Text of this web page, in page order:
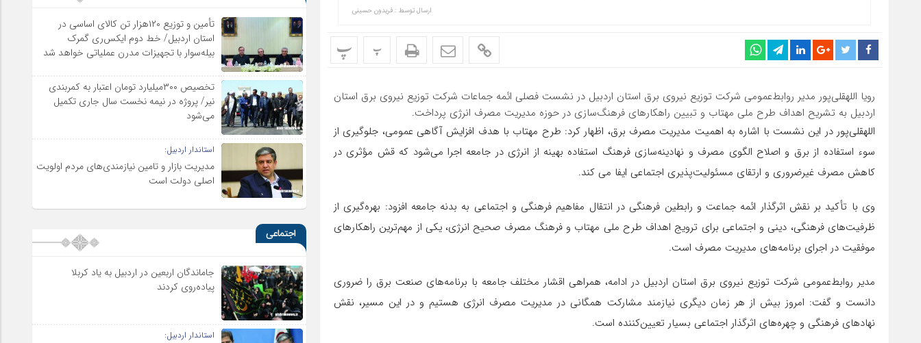
ارسال توسط : فریدون حسینی
پ پ
رویا اللهقلی‌پور مدیر روابط‌عمومی شرکت توزیع نیروی برق استان اردبیل در نشست فصلی ائمه جماعات شرکت توزیع نیروی برق استان
اردبیل به تشریح اهداف طرح ملی مهتاب و تبیین راهکارهای فرهنگ‌سازی در حوزه مدیریت مصرف انرژی پرداخت.
اللهقلی‌پور در این نشست با اشاره به اهمیت مدیریت مصرف برق، اظهار کرد: طرح مهتاب با هدف افزایش آگاهی عمومی، جلوگیری از
سوء استفاده از برق و اصلاح الگوی مصرف و نهادینه‌سازی فرهنگ استفاده بهینه از انرژی در جامعه اجرا می‌شود که قش مؤثری در
کاهش مصرف غیرضروری و ارتقای مسئولیت‌پذیری اجتماعی ایفا می کند.
وی با تأکید بر نقش اثرگذار ائمه جماعت و رابطین فرهنگی در انتقال مفاهیم فرهنگی و اجتماعی به بدنه جامعه افزود: بهره‌گیری از
ظرفیت‌های فرهنگی، دینی و اجتماعی برای ترویج اهداف طرح ملی مهتاب و فرهنگ مصرف صحیح انرژی، یکی از مهم‌ترین راهکارهای
موفقیت در اجرای برنامه‌های مدیریت مصرف است.
مدیر روابط‌عمومی شرکت توزیع نیروی برق استان اردبیل در ادامه، همراهی اقشار مختلف جامعه با برنامه‌های صنعت برق را ضروری
دانست و گفت: امروز بیش از هر زمان دیگری نیازمند مشارکت همگانی در مدیریت مصرف انرژی هستیم و در این مسیر، نقش
نهادهای فرهنگی و چهره‌های اثرگذار اجتماعی بسیار تعیین‌کننده است.
تأمین و توزیع ۱۲۰هزار تن کالای اساسی در
استان اردبیل/ خط دوم ایکس‌ری گمرک
بیله‌سوار با تجهیزات مدرن عملیاتی خواهد شد
تخصیص ۳۰۰میلیارد تومان اعتبار به کمربندی
نیر/ پروژه در نیمه نخست سال جاری تکمیل
می‌شود
استاندار اردبیل:
مدیریت بازار و تامین نیازمندی‌های مردم اولویت‌
اصلی دولت است
اجتماعی
جاماندگان اربعین در اردبیل به یاد کربلا
پیاده‌روی کردند
استاندار اردبیل: